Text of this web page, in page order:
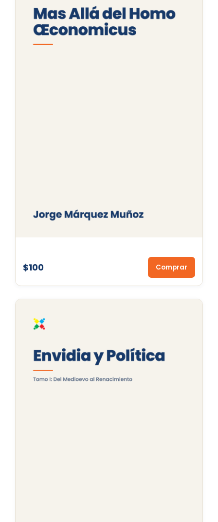
$100 Comprar